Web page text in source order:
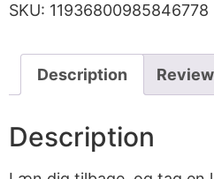
SKU: 11936800985846778
Description
Description